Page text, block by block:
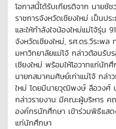
โอกาสนี้ได้รับเกียรติจาก นาย
ราชการจังหวัดเชียงใหม่ เป็นป
และให้กำลังใจน้องใหม่แม่โจ้รุ่น
จังหวัดเชียงใหม่, รศ.ดร.วีระพล
มหาวิทยาลัยแม่โจ้ กล่าวต้อนรับ
เชียงใหม่ พร้อมให้โอวาทแก่นัก
นายกสมาคมศิษย์เก่าแม่โจ้ กล่
ใหม่ โดยมีนายวุฒิพงษ์ ลือวงศ์
กล่าวรายงาน มีคณะผู้บริหาร ค
องค์กรนักศึกษา เข้าร่วมพิธีแสด
แก่นักศึกษา